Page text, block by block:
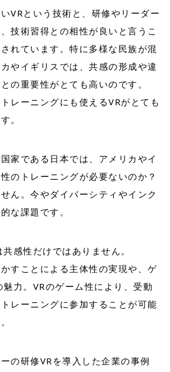
VRという技術と、研修やリーダー
技術習得との相性が良いと言うこ
れています。特に多様な民族が混
やイギリスでは、共感の形成や違
の重要性がとても高いのです。
レーニングにも使えるVRがとても
。
家である日本では、アメリカやイ
のトレーニングが必要ないのか？
ん。今やダイバーシティやインク
な課題です。
感性だけではありません。
すことによる主体性の実現や、ゲ
力。VRのゲーム性により、受動
レーニングに参加することが可能
の研修VRを導入した企業の事例